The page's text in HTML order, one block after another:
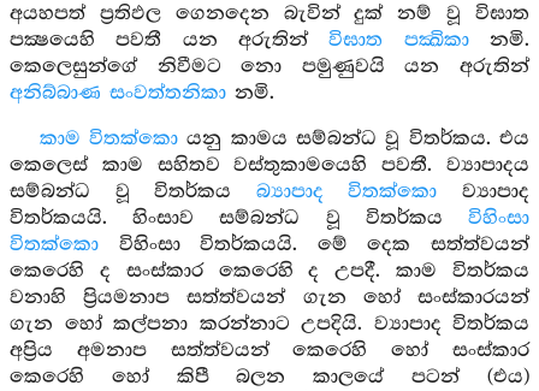
අයහපත් ප්‍රතිඵල ගෙනදෙන බැවින් දුක් නම් වූ විඝාත
පක්‍ෂයෙහි පවතී යන අරුතින්විඝාත පක්‍ඛිකානමි.
කෙලෙසුන්ගේ නිවීමට නො පමුණුවයි යන අරුතින්
අනිබ්බාණ සංවත්තනිකා නමි.
කාම විතක්කොයනු කාමය සම්බන්ධ වූ විතර්කය. එය
කෙලෙස් කාම සහිතව වස්තුකාමයෙහි පවතී. ව්‍යාපාදය
සම්බන්ධ වූ විතර්කය බ්‍යාපාද විතක්කො ව්‍යාපාද
විතර්කයයි. හිංසාව සම්බන්ධ වූ විතර්කය විහිංසා
විතක්කො විහිංසා විතර්කයයි. මේ දෙක සත්ත්වයන්
කෙරෙහි ද සංස්කාර කෙරෙහි ද උපදී. කාම විතර්කය
වනාහි ප්‍රියමනාප සත්ත්වයන් ගැන හෝ සංස්කාරයන්
ගැන හෝ කල්පනා කරන්නාට උපදියි. ව්‍යාපාද විතර්කය
අප්‍රිය අමනාප සත්ත්වයන් කෙරෙහි හෝ සංස්කාර
කෙරෙහි හෝ කිපී බලන කාලයේ පටන් (එය)